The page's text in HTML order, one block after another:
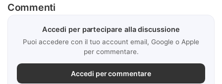
Commenti
Accedi per partecipare alla discussione
Puoi accedere con il tuo account email, Google o Apple
per commentare.
Accedi per commentare